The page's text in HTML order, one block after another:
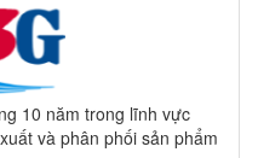
10 năm trong lĩnh vực
và phân phối sản phẩm